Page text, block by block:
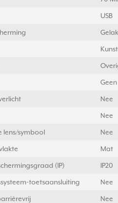
USB
Geen
Nee
Nee
lens/symbool Nee
Mat
(IP) IP20
toetsaansluiting Nee
Nee